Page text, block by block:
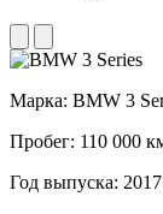
Марка: BMW 3
Пробег: 110 000
Год выпуска: 2017